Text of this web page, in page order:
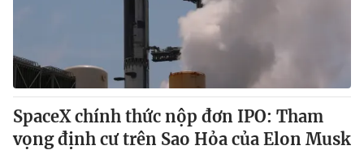
SpaceX chính thức nộp đơn IPO: Tham
vọng định cư trên Sao Hỏa của Elon Musk